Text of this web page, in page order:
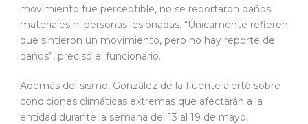
movimiento fue perceptible, no se reportaron daños
materiales ni personas lesionadas. “Únicamente refieren
que sintieron un movimiento, pero no hay reporte de
daños”, precisó el funcionario.
Además del sismo, González de la Fuente alertó sobre
condiciones climáticas extremas que afectarán a la
entidad durante la semana del 13 al 19 de mayo,